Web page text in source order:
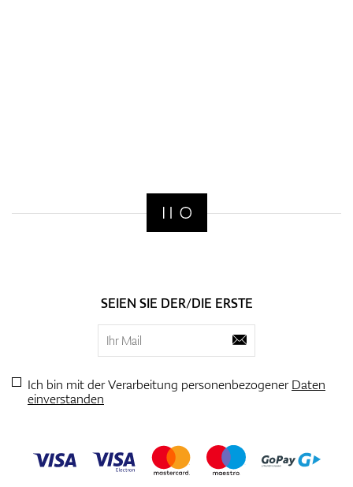
SEIEN SIE DER/DIE ERSTE
Ich bin mit der Verarbeitung personenbezogenerDaten
einverstanden